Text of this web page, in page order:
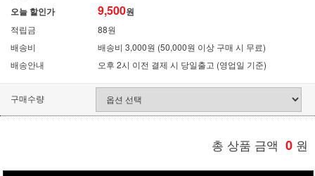
오늘 할인가 9,500원
적립금
88원
배송비
배송비 3,000원 (50,000원 이상 구매 시 무료)
배송안내
오후 2시 이전 결제 시 당일출고 (영업일 기준)
구매수량
총 상품 금액 0 원